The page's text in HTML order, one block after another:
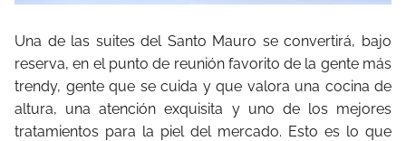
Una de las suites del Santo Mauro se convertirá, bajo
reserva, en el punto de reunión favorito de la gente más
trendy, gente que se cuida y que valora una cocina de
altura, una atención exquisita y uno de los mejores
tratamientos para la piel del mercado. Esto es lo que